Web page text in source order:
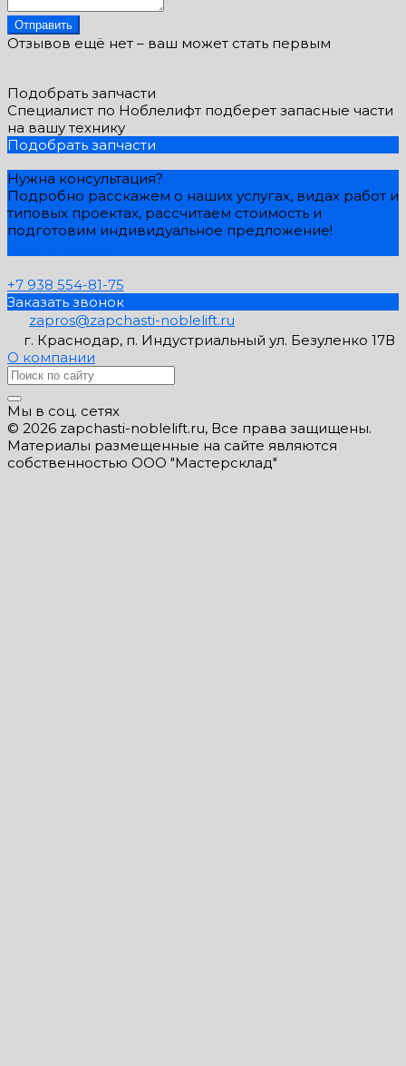
Отправить
Отзывов ещё нет – ваш может стать первым
Подобрать запчасти
Специалист по Ноблелифт подберет запасные части
на вашу технику
Подобрать запчасти
Нужна консультация?
Подробно расскажем о наших услугах, видах работ и
типовых проектах, рассчитаем стоимость и
подготовим индивидуальное предложение!
+7 938 554-81-75
Заказать звонок
zapros@zapchasti-noblelift.ru
г. Краснодар, п. Индустриальный ул. Безуленко 17В
О компании
Мы в соц. сетях
© 2026 zapchasti-noblelift.ru, Все права защищены.
Материалы размещенные на сайте являются
собственностью ООО "Мастерсклад"